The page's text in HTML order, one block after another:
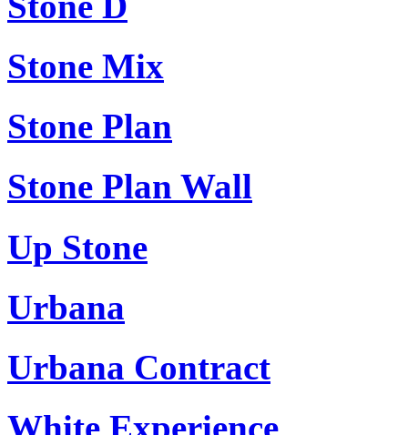
Stone Mix
Stone Plan
Stone Plan Wall
Up Stone
Urbana
Urbana Contract